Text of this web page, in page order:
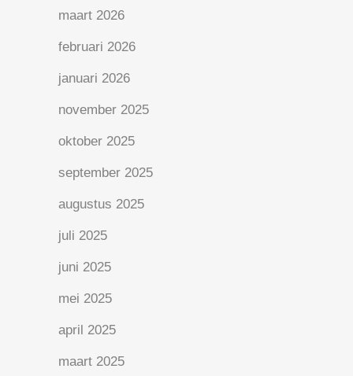
maart 2026
februari 2026
januari 2026
november 2025
oktober 2025
september 2025
augustus 2025
juli 2025
juni 2025
mei 2025
april 2025
maart 2025